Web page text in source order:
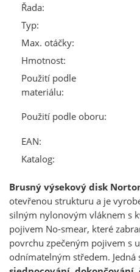
Řada:
Typ:
Max. otáčky:
Hmotnost:
Použití podle
materiálu:
Použití podle oboru:
EAN:
Katalog:
Brusný výsekový disk Norton
otevřenou strukturu a je
silným nylonovým vláknem s
pojivem No-smear, které
povrchu zpečeným pojivem s
odnímatelným středem.